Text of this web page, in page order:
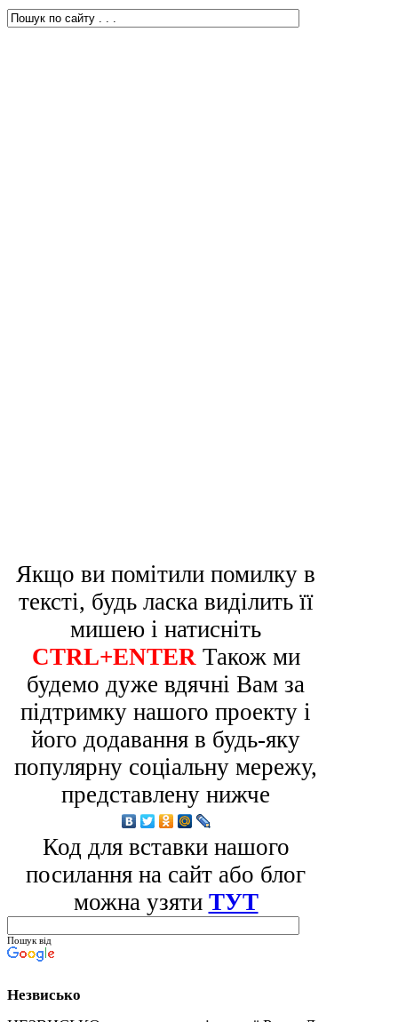
Якщо ви помітили помилку в
тексті, будь ласка виділить її
мишею і натисніть
CTRL+ENTER Також ми
будемо дуже вдячні Вам за
підтримку нашого проекту і
його додавання в будь-яку
популярну соціальну мережу,
представлену нижче
Код для вставки нашого
посилання на сайт або блог
можна узяти ТУТ
Пошук від
Незвисько